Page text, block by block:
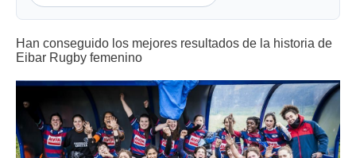
Han conseguido los mejores resultados de la historia de
Eibar Rugby femenino